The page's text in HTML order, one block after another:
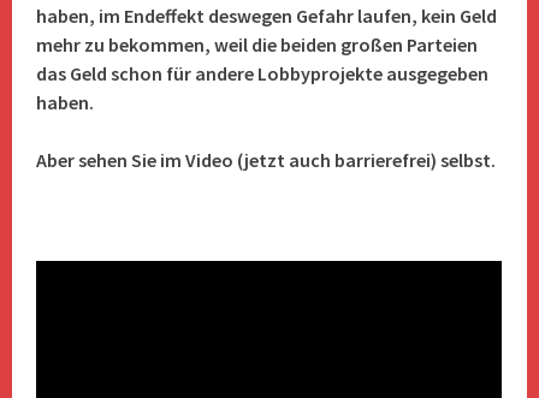
haben, im Endeffekt deswegen Gefahr laufen, kein Geld
mehr zu bekommen, weil die beiden großen Parteien
das Geld schon für andere Lobbyprojekte ausgegeben
haben.
Aber sehen Sie im Video (jetzt auch barrierefrei) selbst.